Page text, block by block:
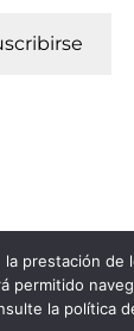
prestación
la política